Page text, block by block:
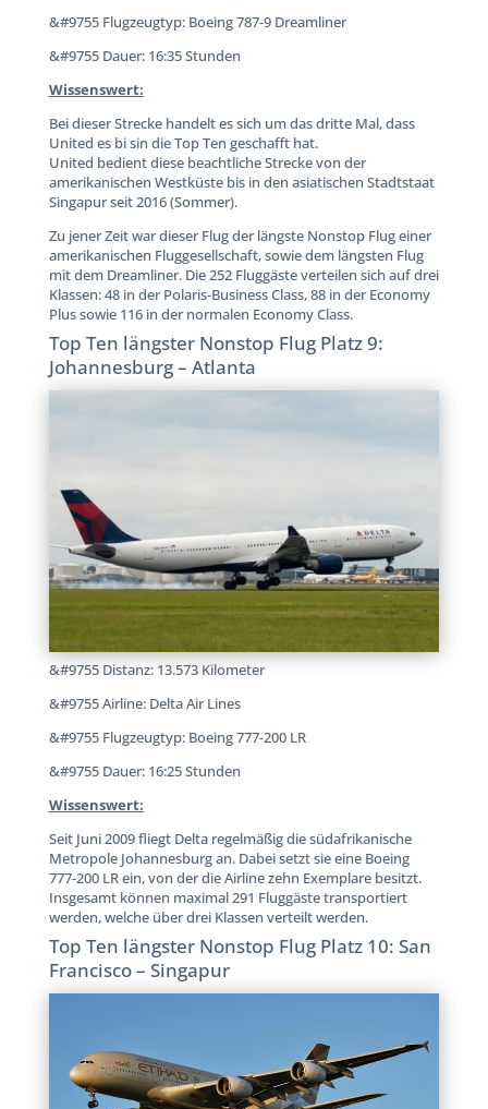
&#9755 Flugzeugtyp: Boeing 787-9 Dreamliner
&#9755 Dauer: 16:35 Stunden
Wissenswert:
Bei dieser Strecke handelt es sich um das dritte Mal, dass
United es bi sin die Top Ten geschafft hat.
United bedient diese beachtliche Strecke von der
amerikanischen Westküste bis in den asiatischen Stadtstaat
Singapur seit 2016 (Sommer).
Zu jener Zeit war dieser Flug der längste Nonstop Flug einer
amerikanischen Fluggesellschaft, sowie dem längsten Flug
mit dem Dreamliner. Die 252 Fluggäste verteilen sich auf drei
Klassen: 48 in der Polaris-Business Class, 88 in der Economy
Plus sowie 116 in der normalen Economy Class.
Top Ten längster Nonstop Flug Platz 9:
Johannesburg – Atlanta
&#9755 Distanz: 13.573 Kilometer
&#9755 Airline: Delta Air Lines
&#9755 Flugzeugtyp: Boeing 777-200 LR
&#9755 Dauer: 16:25 Stunden
Wissenswert:
Seit Juni 2009 fliegt Delta regelmäßig die südafrikanische
Metropole Johannesburg an. Dabei setzt sie eine Boeing
777-200 LR ein, von der die Airline zehn Exemplare besitzt.
Insgesamt können maximal 291 Fluggäste transportiert
werden, welche über drei Klassen verteilt werden.
Top Ten längster Nonstop Flug Platz 10: San
Francisco – Singapur